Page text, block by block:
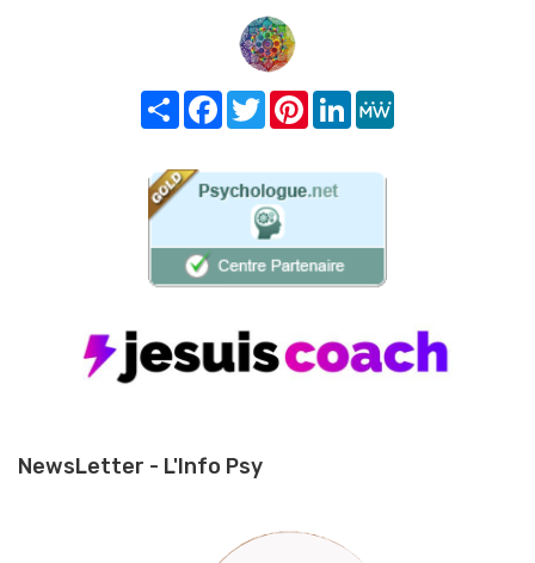
Share FacebookTwitterPinterest
LinkedIn
NewsLetter - L'Info Psy